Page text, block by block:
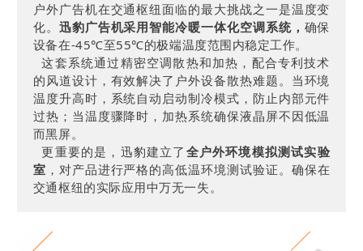
户外广告机在交通枢纽面临的最大挑战之一是温度变
化。 迅豹广告机采用智能冷暖一体化空调系统， 确保
设备在-45℃至55℃的极端温度范围内稳定工作。
这套系统通过精密空调散热和加热，配合专利技术
的风道设计，有效解决了户外设备散热难题。当环境
温度升高时，系统自动启动制冷模式，防止内部元件
过热；当温度骤降时，加热系统确保液晶屏不因低温
而黑屏。
更重要的是，迅豹建立了 全户外环境模拟测试实验
室 ，对产品进行严格的高低温环境测试验证。确保在
交通枢纽的实际应用中万无一失。